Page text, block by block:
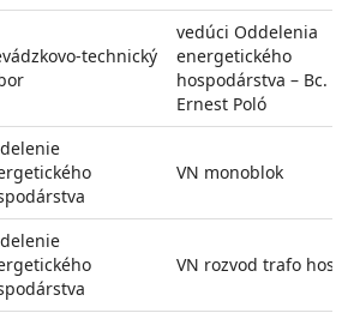
technický
vedúci Oddelenia
energetického
hospodárstva – Bc.
Ernest Poló
VN monoblok
VN rozvod trafo